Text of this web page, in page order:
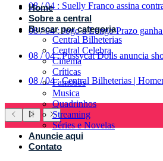
08 / 04 : Suelly Franco assina
08 / 04 : Jogo a Longo Prazo
08 / 04 : Pussycat Dolls anuncia
08 / 04 : Central Bilheterias |
Home
Sobre a central
Buscar por categoria
Central Bilheterias
Central Celebra
Cinema
Críticas
Famosos
Musica
Quadrinhos
Streaming
Séries e Novelas
Anuncie aqui
Contato